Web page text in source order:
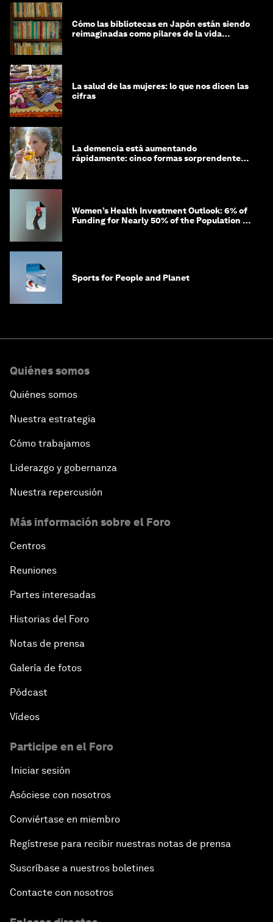
Cómo las bibliotecas en Japón están siendo
reimaginadas como pilares de la vida
La salud de las mujeres: lo que nos dicen las
cifras
La demencia está aumentando
rápidamente: cinco formas sorprendentes
Women’s Health Investment Outlook: 6% of
Funding for Nearly 50% of the Population –
Sports for People and Planet
Quiénes somos
Quiénes somos
Nuestra estrategia
Cómo trabajamos
Liderazgo y gobernanza
Nuestra repercusión
Más información sobre el Foro
Centros
Reuniones
Partes interesadas
Historias del Foro
Notas de prensa
Galería de fotos
Pódcast
Vídeos
Participe en el Foro
Iniciar sesión
Asóciese con nosotros
Conviértase en miembro
Regístrese para recibir nuestras notas de prensa
Suscríbase a nuestros boletines
Contacte con nosotros